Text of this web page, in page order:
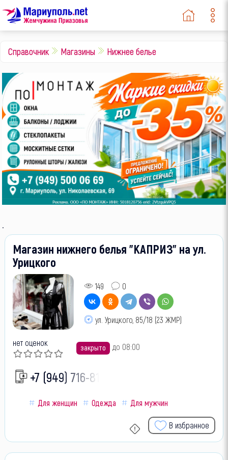
Справочник Магазины Нижнее белье
.
Магазин нижнего белья "КАПРИЗ" на ул.
Урицкого
149 0
ул. Урицкого, 85/18 (23 ЖМР)
нет оценок закрыто до 08:00
+7 (949) 716-81-
Для женщин Одежда Для мужчин
В избранное